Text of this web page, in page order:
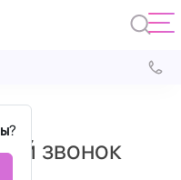
?
звонок